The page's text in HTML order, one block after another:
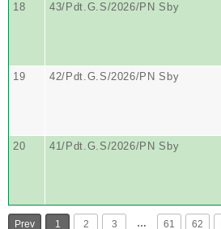
18 43/Pdt.G.S/2026/PN Sby
19 42/Pdt.G.S/2026/PN Sby
20 41/Pdt.G.S/2026/PN Sby
Prev 1 2 3 … 61 62